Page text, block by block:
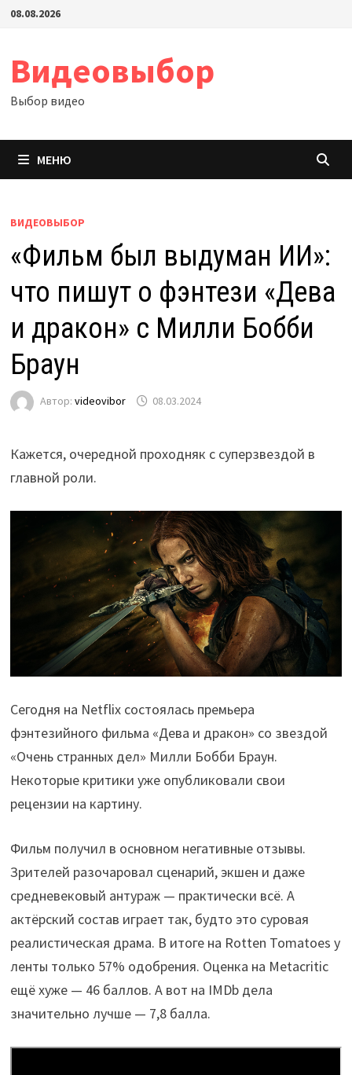
Перейти
08.08.2026
Видеовыбор
Выбор видео
МЕНЮ
ВИДЕОВЫБОР
«Фильм был выдуман ИИ»:
что пишут о фэнтези «Дева
и дракон» с Милли Бобби
Браун
Автор: videovibor 08.03.2024
Кажется, очередной проходняк с суперзвездой в
главной роли.
Сегодня на Netflix состоялась премьера
фэнтезийного фильма «Дева и дракон» со звездой
«Очень странных дел» Милли Бобби Браун.
Некоторые критики уже опубликовали свои
рецензии на картину.
Фильм получил в основном негативные отзывы.
Зрителей разочаровал сценарий, экшен и даже
средневековый антураж — практически всё. А
актёрский состав играет так, будто это суровая
реалистическая драма. В итоге на Rotten Tomatoes у
ленты только 57% одобрения. Оценка на Metacritic
ещё хуже — 46 баллов. А вот на IMDb дела
значительно лучше — 7,8 балла.